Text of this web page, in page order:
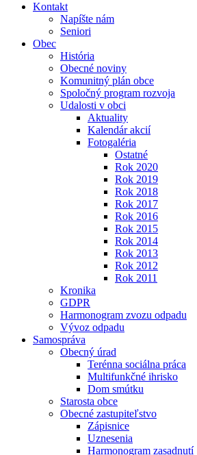
Kontakt
Napíšte nám
Seniori
Obec
História
Obecné noviny
Komunitný plán obce
Spoločný program rozvoja
Udalosti v obci
Aktuality
Kalendár akcií
Fotogaléria
Ostatné
Rok 2020
Rok 2019
Rok 2018
Rok 2017
Rok 2016
Rok 2015
Rok 2014
Rok 2013
Rok 2012
Rok 2011
Kronika
GDPR
Harmonogram zvozu odpadu
Vývoz odpadu
Samospráva
Obecný úrad
Terénna sociálna práca
Multifunkčné ihrisko
Dom smútku
Starosta obce
Obecné zastupiteľstvo
Zápisnice
Uznesenia
Harmonogram zasadnutí